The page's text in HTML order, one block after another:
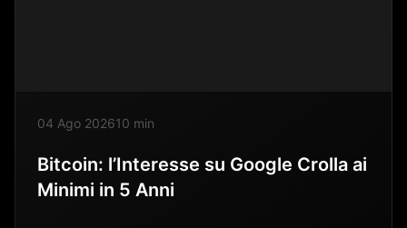
04 Ago 202610 min
Bitcoin: l’Interesse su Google Crolla ai
Minimi in 5 Anni